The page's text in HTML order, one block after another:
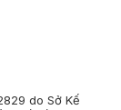
do Sở Kế